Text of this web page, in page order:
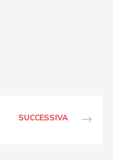
SUCCESSIVA